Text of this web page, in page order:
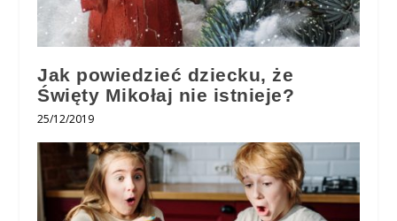
Jak powiedzieć dziecku, że
Święty Mikołaj nie istnieje?
25/12/2019